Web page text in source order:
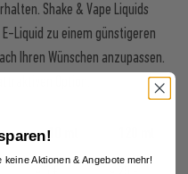
Shake & Vape Liquids
Liquid zu einem günstigeren
Ihren Wünschen anzupassen.
10 ml
keine Aktionen & Angebote mehr!